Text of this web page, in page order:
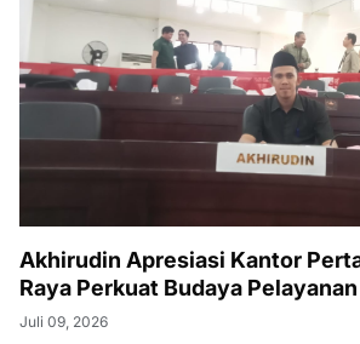
Akhirudin Apresiasi Kantor
Raya Perkuat Budaya
Juli 09, 2026